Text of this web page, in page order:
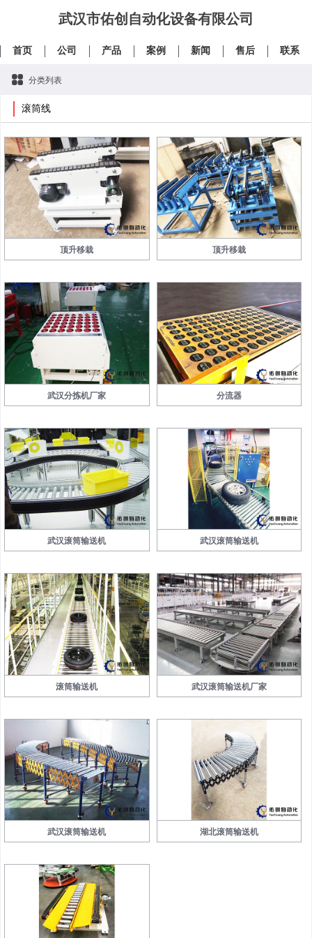
武汉市佑创自动化设备有限公司
首页 公司 产品 案例 新闻 售后 联系
分类列表
滚筒线
顶升移栽 顶升移栽
武汉分拣机厂家 分流器
武汉滚筒输送机 武汉滚筒输送机
滚筒输送机 武汉滚筒输送机厂家
武汉滚筒输送机 湖北滚筒输送机